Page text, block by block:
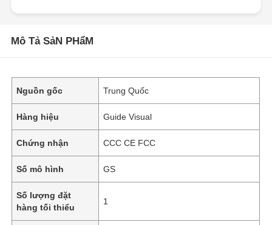
Mô Tả SảN PHẩM
Nguồn gốc Trung Quốc
Hàng hiệu Guide Visual
Chứng nhận CCC CE FCC
Số mô hình GS
Số lượng đặt
hàng tối thiểu
1